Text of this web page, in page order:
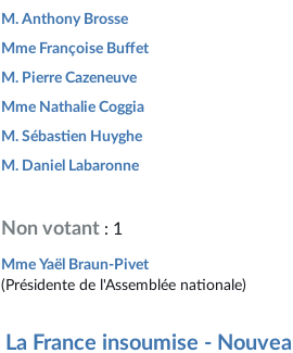
M. Anthony Brosse
Mme Françoise Buffet
M. Pierre Cazeneuve
Mme Nathalie Coggia
M. Sébastien Huyghe
M. Daniel Labaronne
Non votant : 1
Mme Yaël Braun-Pivet
(Présidente de l'Assemblée nationale)
La France insoumise -